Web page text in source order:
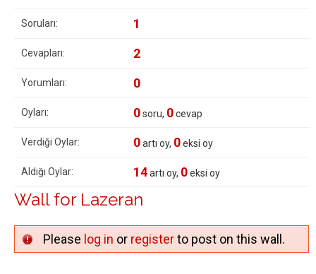
Soruları: 1
Cevapları: 2
Yorumları: 0
Oyları: 0soru, 0cevap
Verdiği Oylar: 0artı oy, 0eksi oy
Aldığı Oylar: 14artı oy, 0eksi oy
Wall for Lazeran
Please log in or registerto post on this wall.